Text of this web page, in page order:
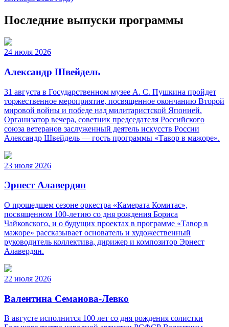
Последние выпуски программы
24 июля 2026
Александр Швейдель
31 августа в Государственном музее А. С. Пушкина пройдет
торжественное мероприятие, посвященное окончанию Второй
мировой войны и победе над милитаристской Японией.
Организатор вечера, советник председателя Российского
союза ветеранов заслуженный деятель искусств России
Александр Швейдель — гость программы «Тавор в мажоре».
23 июля 2026
Эрнест Алавердян
О прошедшем сезоне оркестра «Камерата Комитас»,
посвященном 100-летию со дня рождения Бориса
Чайковского, и о будущих проектах в программе «Тавор в
мажоре» рассказывает основатель и художественный
руководитель коллектива, дирижер и композитор Эрнест
Алавердян.
22 июля 2026
Валентина Семанова-Левко
В августе исполнится 100 лет со дня рождения солистки